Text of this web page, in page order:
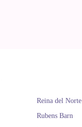
Reina del Norte
Rubens Barn